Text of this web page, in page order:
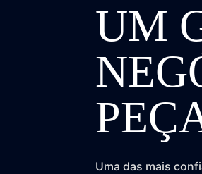
UM
Uma das mais